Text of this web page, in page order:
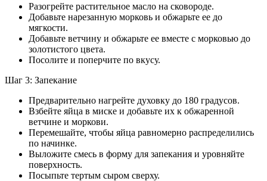
Разогрейте растительное масло на сковороде.
Добавьте нарезанную морковь и обжарьте ее до
мягкости.
Добавьте ветчину и обжарьте ее вместе с морковью до
золотистого цвета.
Посолите и поперчите по вкусу.
Шаг 3: Запекание
Предварительно нагрейте духовку до 180 градусов.
Взбейте яйца в миске и добавьте их к обжаренной
ветчине и моркови.
Перемешайте, чтобы яйца равномерно распределились
по начинке.
Выложите смесь в форму для запекания и уровняйте
поверхность.
Посыпьте тертым сыром сверху.